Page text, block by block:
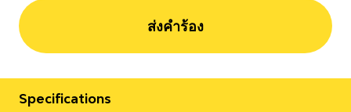
ส่งคำร้อง
Specifications